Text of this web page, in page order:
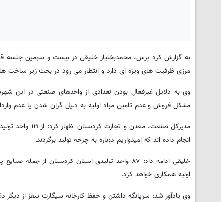
به گزارش کرد پرس، محمدبختیار خلیقی در بیست و سومین جلسه
مرزی ظرفیت های ویژه ای دارد و انتظار می رود در بحث زیر ساخت
وی به دلایل غیرفعال بودن تعدادی از واحدهای صنعتی در این
مشکل فروش و عدم تامین مواد اولیه به دلیل گران شدن یا عدم
مدیرکل صنعت،
انجام داده اند که امیدواریم دوباره به چرخه تولید برگردند.
خلیقی ادامه داد: ۸۷ واحد تولیدی استان کردستان
اولیه همکاری خواهد کرد.
وی یادآور شد: سرپانگه داشتن و حفظ کارخانه سیگارت سقز از